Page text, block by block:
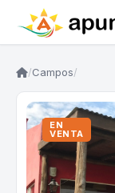
/Campos/
EN
VENTA